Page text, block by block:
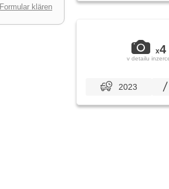
Formular klären
x4
v detailu
2023